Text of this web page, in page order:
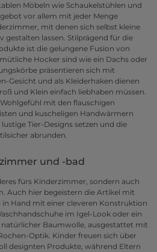
Möbeln wie Schaukelstühlen und
vor allem mit jeder Menge
mit denen sich selbst kleine
gestalten lassen. Stilprägend für die
ist die gelungene Fusion von
Hocker sind wie ein Dachs oder
präsentieren sich mit
Gesicht und als Kleiderhaken dienen
und Klein einfach liebhaben müssen.
mit den flauschigen
und kuscheligen Handwärmern
Tier-Designs setzen und die
abrunden.
und -bad
fürs Kinderzimmer, sondern auch
Auch hier begeistern die Artikel mit
Hand mit einer cleveren Konstruktion
im Igel-Look oder ein
Baumwolle, ausgestattet mit
Optik. Kinder freuen sich über
designten Produkte, während Eltern